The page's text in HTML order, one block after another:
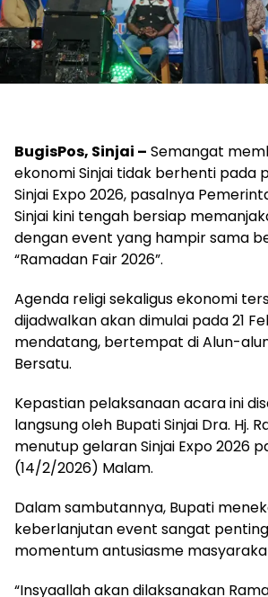
BugisPos, Sinjai – Semangat
ekonomi Sinjai tidak berhenti pada
Sinjai Expo 2026, pasalnya
Sinjai kini tengah bersiap
dengan event yang hampir sama
“Ramadan Fair 2026”.
Agenda religi sekaligus ekonomi
dijadwalkan akan dimulai pada 21
mendatang, bertempat di Alun-
Bersatu.
Kepastian pelaksanaan acara ini
langsung oleh Bupati Sinjai Dra. Hj.
menutup gelaran Sinjai Expo 2026
(14/2/2026) Malam.
Dalam sambutannya, Bupati
keberlanjutan event sangat
momentum antusiasme
“Insyaallah akan dilaksanakan